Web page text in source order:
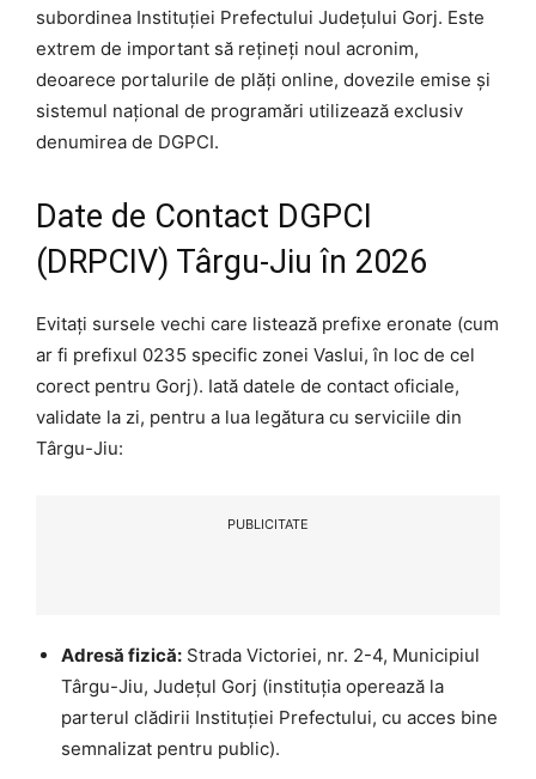
subordinea Instituției Prefectului Județului Gorj. Este
extrem de important să rețineți noul acronim,
deoarece portalurile de plăți online, dovezile emise și
sistemul național de programări utilizează exclusiv
denumirea de DGPCI.
Date de Contact DGPCI
(DRPCIV) Târgu-Jiu în 2026
Evitați sursele vechi care listează prefixe eronate (cum
ar fi prefixul 0235 specific zonei Vaslui, în loc de cel
corect pentru Gorj). Iată datele de contact oficiale,
validate la zi, pentru a lua legătura cu serviciile din
Târgu-Jiu:
PUBLICITATE
Adresă fizică: Strada Victoriei, nr. 2-4, Municipiul
Târgu-Jiu, Județul Gorj (instituția operează la
parterul clădirii Instituției Prefectului, cu acces bine
semnalizat pentru public).